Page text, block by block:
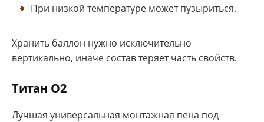
При низкой температуре может пузыриться.
Хранить баллон нужно исключительно
вертикально, иначе состав теряет часть свойств.
Титан О2
Лучшая универсальная монтажная пена под